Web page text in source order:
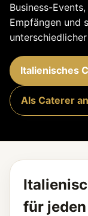
Business-
Empfängen und
Italienisches
Als Caterer
für